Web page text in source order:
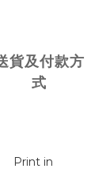
貨及付款方
式
Print in